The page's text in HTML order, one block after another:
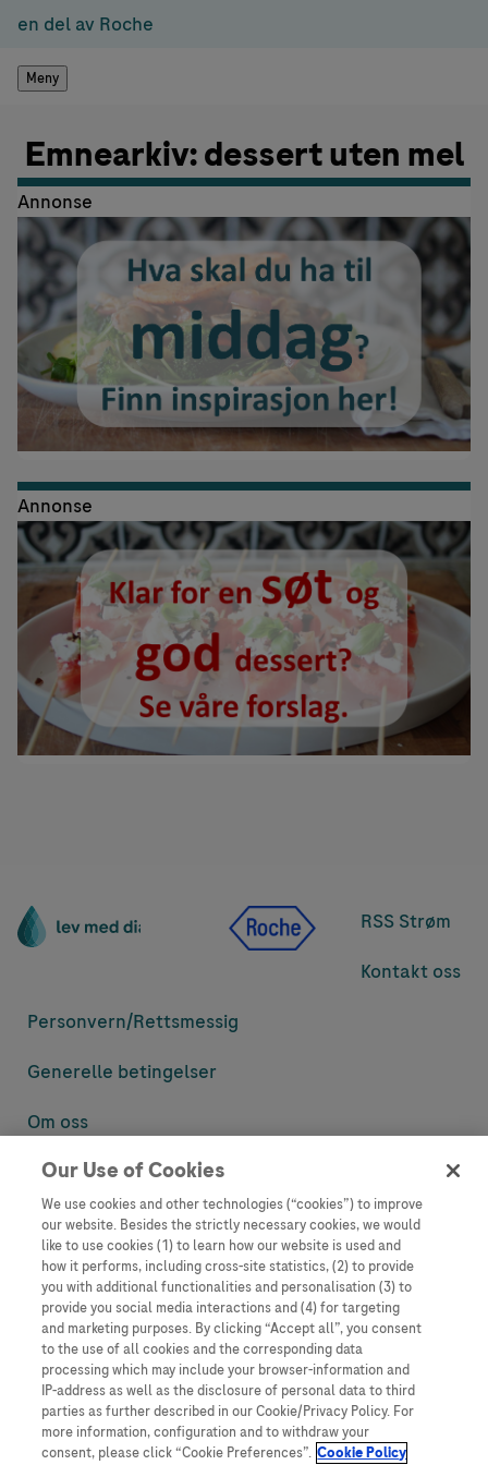
en del av Roche
Meny
Emnearkiv: dessert uten mel
Annonse
Annonse
RSS Strøm
Kontakt oss
Personvern/Rettsmessig
Generelle betingelser
Om oss
Denne nettsiden inneholder informasjon som er målsatt til en stor
informasjon som ellers ikke er tilgjengelig eller gyldig i ditt land.
Vennligst vær oppmerksom på at vi ikke tar noe ansvar for tilgang til
informasjon som muligens ikke er i samsvar med noen gyldig juridisk
prosess, regulering, registrering eller bruk i bostedslandet ditt.
Roche har ikke alltid mulighet til å kvalitetssikre andres innlegg, men
vil fjerne villedende eller upassende innlegg så langt det lar seg gjøre.
Vi har ikke ansvar for innhold på eksterne nettsider som det lenkes til.
Kopiering av materiale fra dette nettstedet for bruk annet sted er ikke
tillatt uten avtale. Nettstedet selger plass til annonsører, og slikt
innhold er merket.
Dette nettstedet er ikke beregnet for å rapportere bivirkninger eller
Our Use of Cookies
We use cookies and other technologies (“cookies”) to improve
our website. Besides the strictly necessary cookies, we would
like to use cookies (1) to learn how our website is used and
how it performs, including cross-site statistics, (2) to provide
you with additional functionalities and personalisation (3) to
provide you social media interactions and (4) for targeting
and marketing purposes. By clicking “Accept all”, you consent
to the use of all cookies and the corresponding data
processing which may include your browser-information and
IP-address as well as the disclosure of personal data to third
parties as further described in our Cookie/Privacy Policy. For
more information, configuration and to withdraw your
consent, please click “Cookie Preferences”. Cookie Policy